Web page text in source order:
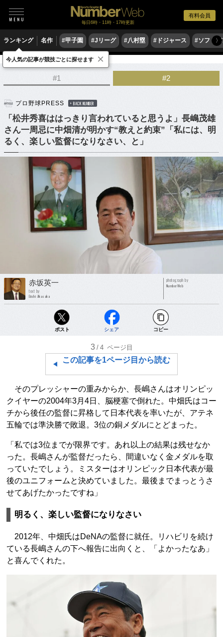
有料会員
毎日6時・11時・17時更新
ランキング 名作 #甲子園 #Jリーグ #八村塁 #ドジャース #ソフト〉
野球 プロ野球
#1 #2
プロ野球PRESS BACK NUMBER
「松井秀喜ははっきり言われていると思うよ」長嶋茂雄
さん一周忌に中畑清が明かす“教えと約束”「私には、明
るく、楽しい監督になりなさい、と」
赤坂英一
text by
Eiichi Akasaka
photograph by
NumberWeb
ポスト シェア コピー
3 /4 ページ目
この記事を1ページ目から読む
そのプレッシャーの重みからか、長嶋さんはオリンピッ
クイヤーの2004年3月4日、脳梗塞で倒れた。中畑氏はコー
チから後任の監督に昇格して日本代表を率いたが、アテネ
五輪では準決勝で敗退。3位の銅メダルにとどまった。
「私では3位までが限界です。あれ以上の結果は残せなか
った。長嶋さんが監督だったら、間違いなく金メダルを取
っていたでしょう。ミスターはオリンピック日本代表が最
後のユニフォームと決めていました。最後までまっとうさ
せてあげたかったですね」
明るく、楽しい監督になりなさい
2012年、中畑氏はDeNAの監督に就任。リハビリを続け
ている長嶋さんの下へ報告に出向くと、「よかったなあ」
と喜んでくれた。
今人気の記事が競技ごとに探せます ×